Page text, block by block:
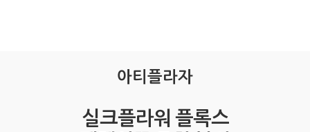
아티플라자
실크플라워 플록스